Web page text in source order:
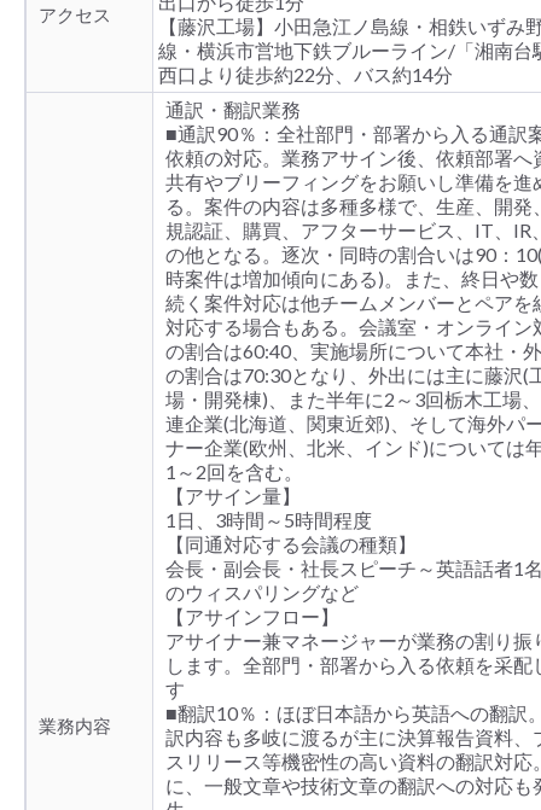
アクセス
【藤沢工場】小田急江ノ島線・相鉄いずみ
線・横浜市営地下鉄ブルーライン/「湘南台
西口より徒歩約22分、バス約14分
業務内容
通訳・翻訳業務
■通訳90％：全社部門・部署から入る通訳
依頼の対応。業務アサイン後、依頼部署へ
共有やブリーフィングをお願いし準備を進
る。案件の内容は多種多様で、生産、開発
規認証、購買、アフターサービス、IT、IR
の他となる。逐次・同時の割合いは90：
時案件は増加傾向にある)。また、終日や
続く案件対応は他チームメンバーとペアを
対応する場合もある。会議室・オンライン
の割合は60:40、実施場所について本社・
の割合は70:30となり、外出には主に藤沢(
場・開発棟)、また半年に2～3回栃木工場
連企業(北海道、関東近郊)、そして海外パ
ナー企業(欧州、北米、インド)については
1～2回を含む。
【アサイン量】
1日、3時間～5時間程度
【同通対応する会議の種類】
会長・副会長・社長スピーチ～英語話者1
のウィスパリングなど
【アサインフロー】
アサイナー兼マネージャーが業務の割り振
します。全部門・部署から入る依頼を采配
す
■翻訳10％：ほぼ日本語から英語への翻訳
訳内容も多岐に渡るが主に決算報告資料、
スリリース等機密性の高い資料の翻訳対応
に、一般文章や技術文章の翻訳への対応も